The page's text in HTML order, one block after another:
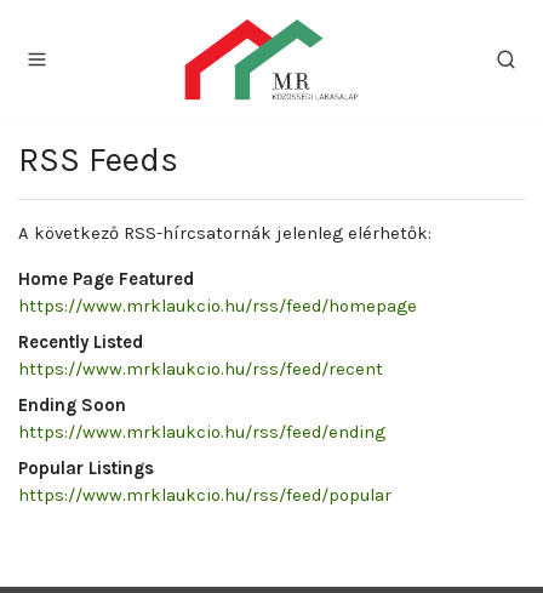
RSS Feeds
A következő RSS-hírcsatornák jelenleg elérhetők:
Home Page Featured
https://www.mrklaukcio.hu/rss/feed/homepage
Recently Listed
https://www.mrklaukcio.hu/rss/feed/recent
Ending Soon
https://www.mrklaukcio.hu/rss/feed/ending
Popular Listings
https://www.mrklaukcio.hu/rss/feed/popular